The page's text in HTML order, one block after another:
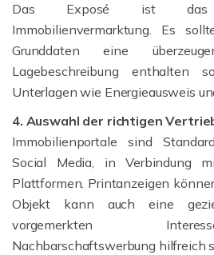
Das Exposé ist das
Immobilienvermarktung. Es
Grunddaten eine
Lagebeschreibung enthalten
Unterlagen wie Energieausweis
4. Auswahl der richtigen
Immobilienportale sind
Social Media, in Verbindung
Plattformen. Printanzeigen
Objekt kann auch eine
vorgemerkten
Nachbarschaftswerbung hilfreich